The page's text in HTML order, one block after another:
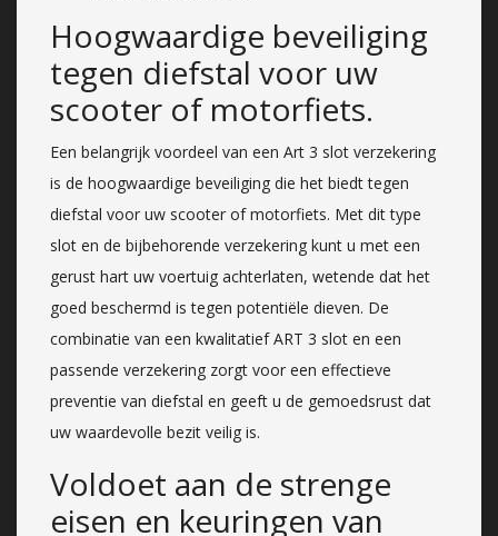
Hoogwaardige beveiliging
tegen diefstal voor uw
scooter of motorfiets.
Een belangrijk voordeel van een Art 3 slot verzekering
is de hoogwaardige beveiliging die het biedt tegen
diefstal voor uw scooter of motorfiets. Met dit type
slot en de bijbehorende verzekering kunt u met een
gerust hart uw voertuig achterlaten, wetende dat het
goed beschermd is tegen potentiële dieven. De
combinatie van een kwalitatief ART 3 slot en een
passende verzekering zorgt voor een effectieve
preventie van diefstal en geeft u de gemoedsrust dat
uw waardevolle bezit veilig is.
Voldoet aan de strenge
eisen en keuringen van